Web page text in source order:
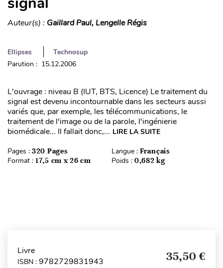
Auteur(s) : Gaillard Paul, Lengelle Régis
Ellipses
Technosup
Parution : 15.12.2006
L'ouvrage : niveau B (IUT, BTS, Licence) Le traitement du
signal est devenu incontournable dans les secteurs aussi
variés que, par exemple, les télécommunications, le
traitement de l'image ou de la parole, l'ingénierie
biomédicale... Il fallait donc,... LIRE LA SUITE
Pages : 320 Pages Langue : Français
Format : 17,5 cm x 26 cm Poids : 0,682 kg
Livre
ISBN : 9782729831943 35,50 €